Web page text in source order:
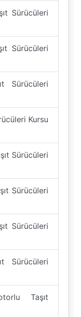
Sürücüleri
Sürücüleri
Sürücüleri
Kursu
Sürücüleri
Sürücüleri
Sürücüleri
Sürücüleri
Taşıt